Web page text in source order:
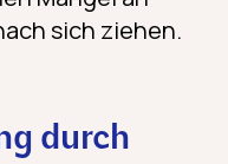
sich ziehen.
durch